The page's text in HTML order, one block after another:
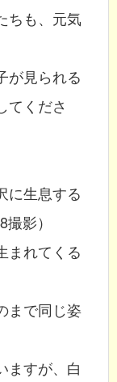
ちも、元気
が見られる
てくださ
に生息する
影）
まれてくる
まで同じ姿
ますが、白